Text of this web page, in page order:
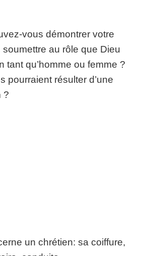
vous démontrer votre
au rôle que Dieu
tant qu’homme ou femme ?
pourraient résulter d’une
?
un chrétien: sa coiffure,